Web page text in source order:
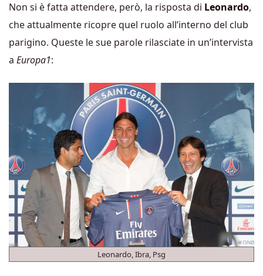
Non si è fatta attendere, però, la risposta di Leonardo,
che attualmente ricopre quel ruolo all’interno del club
parigino. Queste le sue parole rilasciate in un’intervista
a Europa1:
Leonardo, Ibra, Psg